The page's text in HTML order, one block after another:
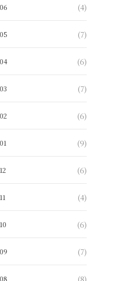
(4)
(7)
(6)
(7)
(6)
(9)
(6)
(4)
(6)
(7)